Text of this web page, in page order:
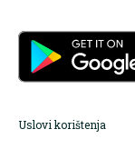
Uslovi korištenja